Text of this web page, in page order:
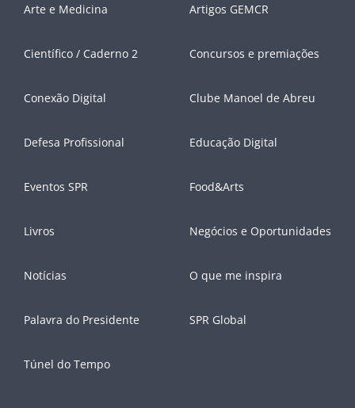
Arte e Medicina Artigos GEMCR
Científico / Caderno 2 Concursos e premiações
Conexão Digital Clube Manoel de Abreu
Defesa Profissional Educação Digital
Eventos SPR Food&Arts
Livros Negócios e Oportunidades
Notícias O que me inspira
Palavra do Presidente SPR Global
Túnel do Tempo